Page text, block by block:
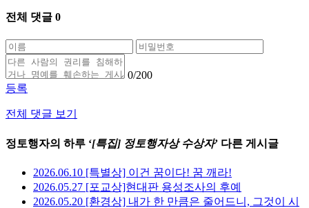
전체 댓글 0
0/200
등록
전체 댓글 보기
정토행자의 하루 ‘[특집] 정토행자상 수상자’ 다른 게시글
2026.06.10 [특별상] 이건 꿈이다! 꿈 깨라!
2026.05.27 [포교상]현대판 용성조사의 후예
2026.05.20 [환경상] 내가 한 만큼은 줄어드니, 그것이 시